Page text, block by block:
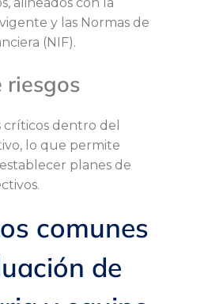
y las Normas de
(NIF).
riesgos
críticos dentro del
lo que permite
planes de
comunes
de